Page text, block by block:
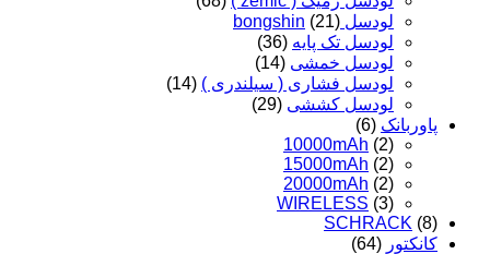
لودسل bongshin (21)
لودسل تک پایه (36)
لودسل خمشی (14)
لودسل فشاری ( سیلندری ) (14)
لودسل کششی (29)
پاوربانک (6)
10000mAh (2)
15000mAh (2)
20000mAh (2)
WIRELESS (3)
SCHRACK (8)
کانکتور (64)